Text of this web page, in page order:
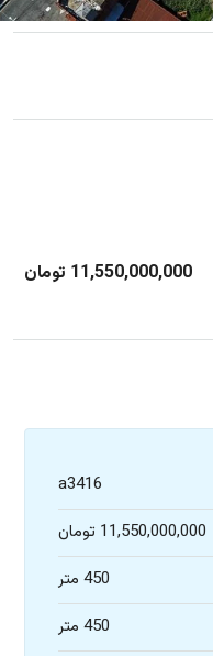
11,550,000,000 تومان
a3416
11,550,000,000 تومان
450 متر
450 متر